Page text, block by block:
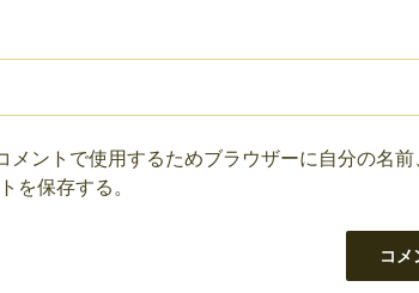
メントで使用するためブラウザーに自分の名前
を保存する。